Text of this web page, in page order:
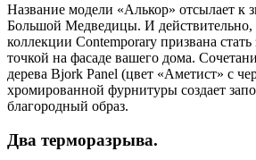
Название модели «Алькор» отсылает к
Большой Медведицы. И действительно,
коллекции Contemporary призвана
точкой на фасаде вашего дома.
дерева Bjork Panel (цвет «Аметист» с
хромированной фурнитуры создает
благородный образ.
Два терморазрыва.